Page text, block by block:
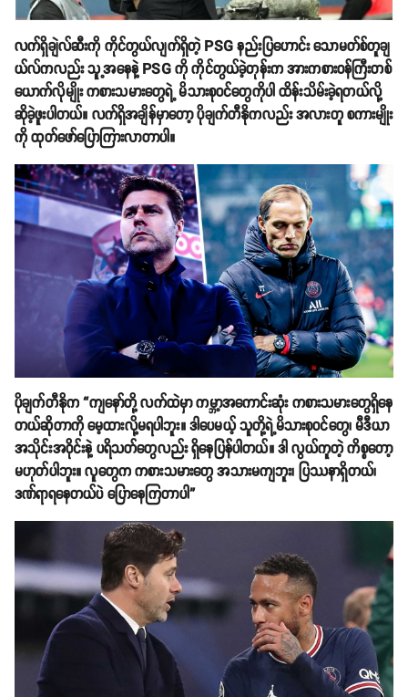
လက်ရှိချဲလ်ဆီးကို ကိုင်တွယ်လျက်ရှိတဲ့ PSG နည်းပြဟောင်း သောမတ်စ်တူချ
ယ်လ်ကလည်း သူ့အနေနဲ့ PSG ကို ကိုင်တွယ်ခဲ့တုန်းက အားကစားဝန်ကြီးတစ်
ယောက်လိုမျိုး ကစားသမားတွေရဲ့ မိသားစုဝင်တွေကိုပါ ထိန်းသိမ်းခဲ့ရတယ်လို့
ဆိုခဲ့ဖူးပါတယ်။ လက်ရှိအချိန်မှာတော့ ပိုချက်တီနိုကလည်း အလားတူ စကားမျိုး
ကို ထုတ်ဖော်ပြောကြားလာတာပါ။
ပိုချက်တီနိုက “ကျနော်တို့ လက်ထဲမှာ ကမ္ဘာ့အကောင်းဆုံး ကစားသမားတွေရှိနေ
တယ်ဆိုတာကို မေ့ထားလို့မရပါဘူး။ ဒါပေမယ့် သူတို့ရဲ့မိသားစုဝင်တွေ၊ မီဒီယာ
အသိုင်းအဝိုင်းနဲ့ ပရိသတ်တွေလည်း ရှိနေပြန်ပါတယ်။ ဒါ လွယ်ကူတဲ့ ကိစ္စတော့
မဟုတ်ပါဘူး။ လူတွေက ကစားသမားတွေ အသားမကျဘူး၊ ပြဿနာရှိတယ်၊
ဒဏ်ရာရနေတယ်ပဲ ပြောနေကြတာပါ”